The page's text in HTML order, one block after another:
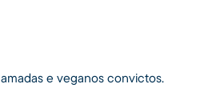
e veganos convictos.